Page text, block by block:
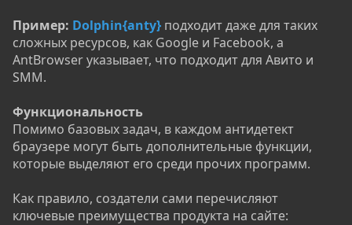
Пример: Dolphin{anty} подходит даже для таких
сложных ресурсов, как Google и Facebook, а
AntBrowser указывает, что подходит для Авито и
SMM.
Функциональность
Помимо базовых задач, в каждом антидетект
браузере могут быть дополнительные функции,
которые выделяют его среди прочих программ.
Как правило, создатели сами перечисляют
ключевые преимущества продукта на сайте: